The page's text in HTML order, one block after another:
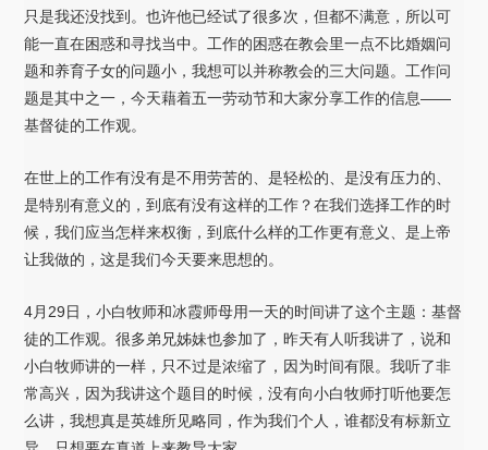
只是我还没找到。也许他已经试了很多次，但都不满意，所以可
能一直在困惑和寻找当中。工作的困惑在教会里一点不比婚姻问
题和养育子女的问题小，我想可以并称教会的三大问题。工作问
题是其中之一，今天藉着五一劳动节和大家分享工作的信息——
基督徒的工作观。
在世上的工作有没有是不用劳苦的、是轻松的、是没有压力的、
是特别有意义的，到底有没有这样的工作？在我们选择工作的时
候，我们应当怎样来权衡，到底什么样的工作更有意义、是上帝
让我做的，这是我们今天要来思想的。
4月29日，小白牧师和冰霞师母用一天的时间讲了这个主题：基督
徒的工作观。很多弟兄姊妹也参加了，昨天有人听我讲了，说和
小白牧师讲的一样，只不过是浓缩了，因为时间有限。我听了非
常高兴，因为我讲这个题目的时候，没有向小白牧师打听他要怎
么讲，我想真是英雄所见略同，作为我们个人，谁都没有标新立